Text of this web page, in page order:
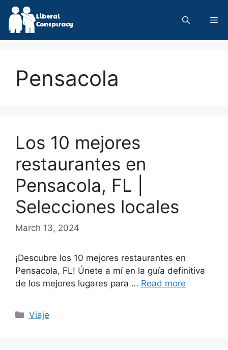
Skip
content
Pensacola
Los 10 mejores
restaurantes en
Pensacola, FL |
Selecciones locales
March 13, 2024
¡Descubre los 10 mejores restaurantes en
Pensacola, FL! Únete a mí en la guía definitiva
de los mejores lugares para … Read more
Categories
Viaje